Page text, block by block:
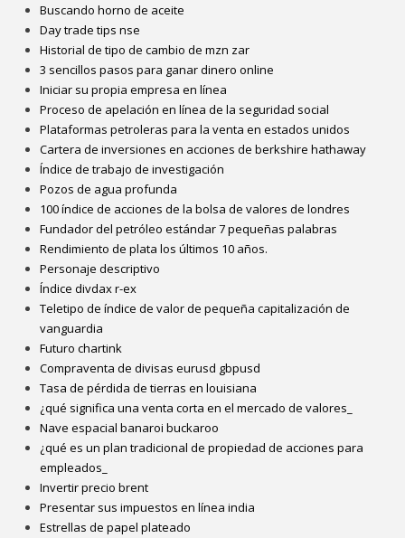
Buscando horno de aceite
Day trade tips nse
Historial de tipo de cambio de mzn zar
3 sencillos pasos para ganar dinero online
Iniciar su propia empresa en línea
Proceso de apelación en línea de la seguridad social
Plataformas petroleras para la venta en estados unidos
Cartera de inversiones en acciones de berkshire hathaway
Índice de trabajo de investigación
Pozos de agua profunda
100 índice de acciones de la bolsa de valores de londres
Fundador del petróleo estándar 7 pequeñas palabras
Rendimiento de plata los últimos 10 años.
Personaje descriptivo
Índice divdax r-ex
Teletipo de índice de valor de pequeña capitalización de
vanguardia
Futuro chartink
Compraventa de divisas eurusd gbpusd
Tasa de pérdida de tierras en louisiana
¿qué significa una venta corta en el mercado de valores_
Nave espacial banaroi buckaroo
¿qué es un plan tradicional de propiedad de acciones para
empleados_
Invertir precio brent
Presentar sus impuestos en línea india
Estrellas de papel plateado